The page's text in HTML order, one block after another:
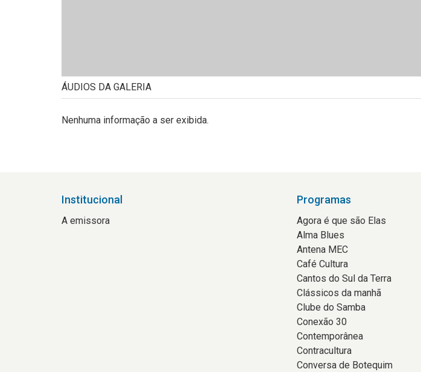
ÁUDIOS DA GALERIA
Nenhuma informação a ser exibida.
Institucional
A emissora
Programas
Agora é que são Elas
Alma Blues
Antena MEC
Café Cultura
Cantos do Sul da Terra
Clássicos da manhã
Clube do Samba
Conexão 30
Contemporânea
Contracultura
Conversa de Botequim